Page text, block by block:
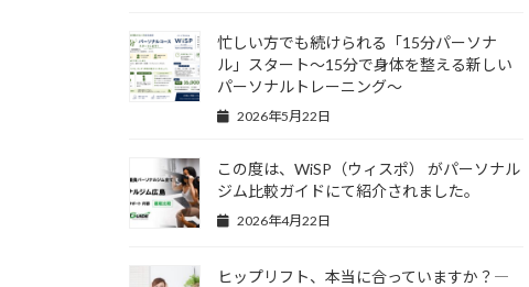
忙しい方でも続けられる「15分パーソナ
ル」スタート～15分で身体を整える新しい
パーソナルトレーニング～
2026年5月22日
この度は、WiSP（ウィスポ） がパーソナル
ジム比較ガイドにて紹介されました。
2026年4月22日
ヒップリフト、本当に合っていますか？―